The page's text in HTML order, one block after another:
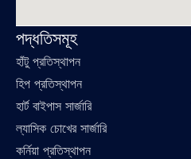
পদ্ধতিসমূহ
হাঁটু প্রতিস্থাপন
হিপ প্রতিস্থাপন
হার্ট বাইপাস সার্জারি
ল্যাসিক চোখের সার্জারি
কর্নিয়া প্রতিস্থাপন